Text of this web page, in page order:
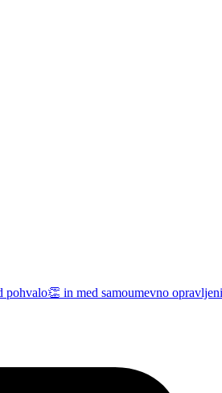
pohvalo👏 in med samoumevno